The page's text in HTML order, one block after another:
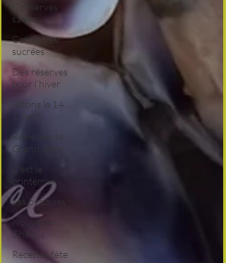
Conserves
salées
Conserves
sucrées
Des réserves
pour l'hiver
Fêtons le 14
juillet !
Remèdes de
Grand mère
C'est le
printemps
Les basiques
Nouvel An
Chinois
Recettes fête